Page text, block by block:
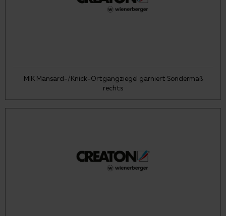
MIK Mansard-/Knick-Ortgangziegel garniert Sondermaß
rechts